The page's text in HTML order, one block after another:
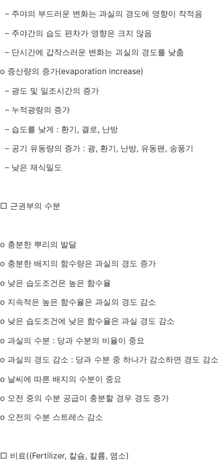
– 주야의 부드러운 변화는 과실의 경도에 영향이 작적음
– 주야간의 습도 편차가 영향은 크지 않음
– 단시간에 갑작스러운 변화는 괴실의 경도를 낮춤
o 증산량의 증가(evaporation increase)
– 광도 및 일조시간의 증가
– 누적광량의 증가
– 습도를 낮게 : 환기, 결로, 난방
– 공기 유동량의 증가 : 광, 환기, 난방, 유동팬, 송풍기
– 낮은 재식밀도
□ 근권부의 수분
o 충분한 뿌리의 발달
o 충분한 배지의 함수량은 과실의 경도 증가
o 낮은 습도조건은 높은 함수율
o 지속적은 높은 함수율은 과실의 경도 감소
o 낮은 습도조건에 낮은 함수율은 과실 경도 감소
o 과실의 수분 : 당과 수분의 비율이 중요
o 과실의 경도 감소 : 당과 수분 중 하나가 감소하면 경도 감소
o 날씨에 따른 배지의 수분이 중요
o 오전 중의 수분 공급이 충분할 경우 경도 증가
o 오전의 수분 스트레스 감소
□ 비료((Fertilizer, 칼슘, 칼륨, 염소)